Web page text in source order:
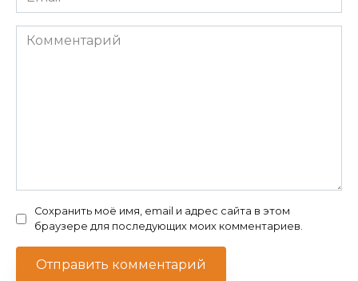
*
Комментарий
Сохранить моё имя, email и адрес сайта в этом
браузере для последующих моих комментариев.